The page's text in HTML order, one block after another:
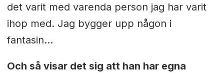
det varit med varenda person jag har varit
ihop med. Jag bygger upp någon i
fantasin…
Och så visar det sig att han har egna